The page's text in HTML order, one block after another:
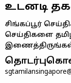
உடனடி
சிங்கப்பூர்
செய்திகளை